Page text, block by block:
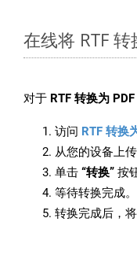
在线将 RTF
对于 RTF 转换为 PDF
访问 RTF 转换
从您的设备上传
单击 “转换” 按
等待转换完成。
转换完成后，